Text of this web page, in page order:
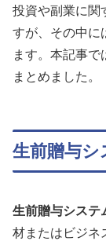
投資や副業に関
すが、その中に
ます。本記事
まとめました。
生前贈与シ
生前贈与システ
材またはビジネ